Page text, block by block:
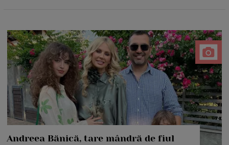
Andreea Bănică, tare mândră de fiul